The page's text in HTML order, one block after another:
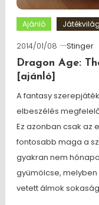
Ajánló Játékvilág
2014/01/08
Stinger
Dragon Age:
[ajánló]
A fantasy
elbeszélés
Ez azonban csak az
fontosabb maga a
gyakran nem
gyümölcse,
vetett álmok